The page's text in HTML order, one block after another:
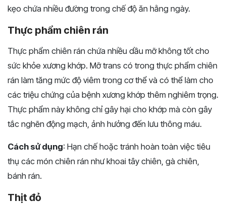
kẹo chứa nhiều đường trong chế độ ăn hằng ngày.
Thực phẩm chiên rán
Thực phẩm chiên rán chứa nhiều dầu mỡ không tốt cho
sức khỏe xương khớp. Mỡ trans có trong thực phẩm chiên
rán làm tăng mức độ viêm trong cơ thể và có thể làm cho
các triệu chứng của bệnh xương khớp thêm nghiêm trọng.
Thực phẩm này không chỉ gây hại cho khớp mà còn gây
tắc nghẽn động mạch, ảnh hưởng đến lưu thông máu.
Cách sử dụng: Hạn chế hoặc tránh hoàn toàn việc tiêu
thụ các món chiên rán như khoai tây chiên, gà chiên,
bánh rán.
Thịt đỏ